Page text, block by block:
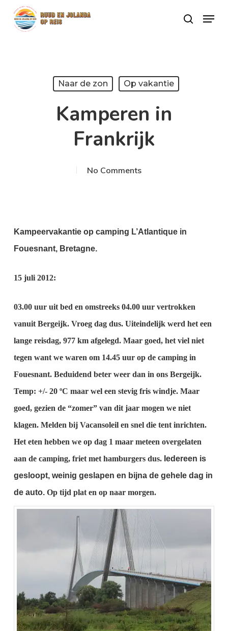
Skip
search
Menu
Naar de zon Op vakantie
Kamperen in
Frankrijk
No Comments
Kampeervakantie op camping L’Atlantique in
Fouesnant, Bretagne.
15 juli 2012:
03.00 uur uit bed en omstreeks 04.00 uur vertrokken
vanuit Bergeijk. Vroeg dag dus. Uiteindelijk werd het een
lange reisdag, 977 km afgelegd. Maar goed, het viel niet
tegen want we waren om 14.45 uur op de camping in
Fouesnant. Beduidend beter weer dan in ons Bergeijk.
Temp: +/- 20 ºC maar wel een stevig fris windje. Maar
goed, gezien de “zomer” van dit jaar mogen we niet
klagen. Melden bij Vacansoleil en snel die tent inrichten.
Het eten hebben we op dag 1 maar meteen overgelaten
aan de camping, friet met hamburgers dus. Iedereen is
gesloopt, weinig geslapen en bijna de gehele dag in
de auto. Op tijd plat en op naar morgen.